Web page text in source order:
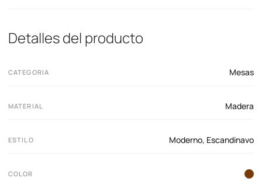
Detalles del producto
CATEGORIA Mesas
MATERIAL Madera
ESTILO Moderno, Escandinavo
COLOR